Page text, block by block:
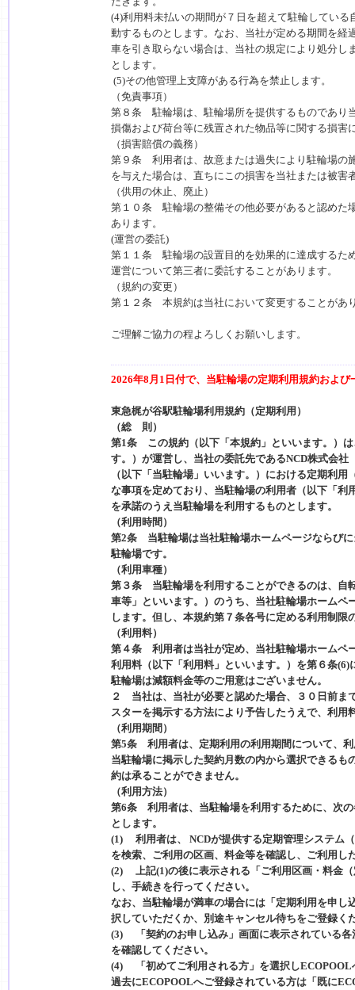
(4)利用料未払いの期間が７日を超えて駐輪してい
動するものとします。なお、当社が定める期間を
車を引き取らない場合は、当社の規定により処分
とします。
(5)その他管理上支障がある行為を禁止します。
（免責事項）
第８条 駐輪場は、駐輪場所を提供するものであり
損傷および荷台等に残置された物品等に関する損
（損害賠償の義務）
第９条 利用者は、故意または過失により駐輪場の
を与えた場合は、直ちにこの損害を当社または被害
（供用の休止、廃止）
第１０条 駐輪場の整備その他必要があると認めた
あります。
(運営の委託)
第１１条 駐輪場の設置目的を効果的に達成するた
運営について第三者に委託することがあります。
（規約の変更）
第１２条 本規約は当社において変更することがあ
ご理解ご協力の程よろしくお願いします。
2026年8月1日付で、当駐輪場の定期利用規約およ
東急梶が谷駅駐輪場利用規約（定期利用）
（総 則）
第1条 この規約（以下「本規約」といいます。）
す。）が運営し、当社の委託先であるNCD株式会
（以下「当駐輪場」いいます。）における定期利
な事項を定めており、当駐輪場の利用者（以下「
を承諾のうえ当駐輪場を利用するものとします。
（利用時間）
第2条 当駐輪場は当社駐輪場ホームページならび
駐輪場です。
（利用車種）
第３条 当駐輪場を利用することができるのは、自
車等」といいます。）のうち、当社駐輪場ホーム
します。但し、本規約第７条各号に定める利用制
（利用料）
第４条 利用者は当社が定め、当社駐輪場ホームペ
利用料（以下「利用料」といいます。）を第６条
駐輪場は減額料金等のご用意はございません。
２ 当社は、当社が必要と認めた場合、３０日前ま
スターを掲示する方法により予告したうえで、
（利用期間）
第5条 利用者は、定期利用の利用期間について、
当駐輪場に掲示した契約月数の内から選択できる
約は承ることができません。
（利用方法）
第6条 利用者は、当駐輪場を利用するために、次
とします。
(1) 利用者は、 NCDが提供する定期管理システム
を検索、ご利用の区画、料金等を確認し、ご利用し
(2) 上記(1)の後に表示される「ご利用区画・料金
し、手続きを行ってください。
なお、当駐輪場が満車の場合には「定期利用を申
択していただくか、別途キャンセル待ちをご登録く
(3) 「契約のお申し込み」画面に表示されている各
を確認してください。
(4) 「初めてご利用される方」を選択しECOPOOL
過去にECOPOOLへご登録されている方は「既に